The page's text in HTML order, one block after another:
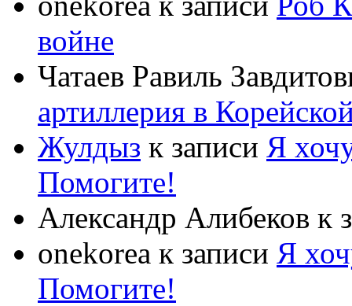
войне
Чатаев Равиль
артиллерия в
Жулдыз к записи Я
Помогите!
Александр Алибеков к
onekorea к записи Я
Помогите!